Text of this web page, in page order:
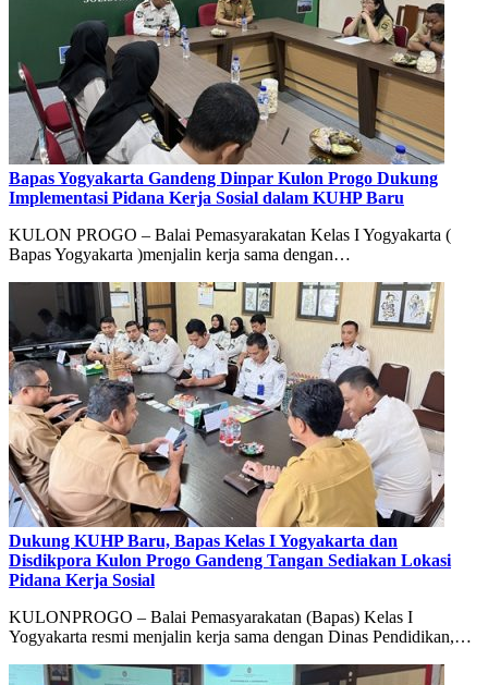
Bapas Yogyakarta Gandeng Dinpar Kulon Progo Dukung
Implementasi Pidana Kerja Sosial dalam KUHP Baru
KULON PROGO – Balai Pemasyarakatan Kelas I Yogyakarta (
Bapas Yogyakarta )menjalin kerja sama dengan…
Dukung KUHP Baru, Bapas Kelas I Yogyakarta dan
Disdikpora Kulon Progo Gandeng Tangan Sediakan Lokasi
Pidana Kerja Sosial
KULONPROGO – Balai Pemasyarakatan (Bapas) Kelas I
Yogyakarta resmi menjalin kerja sama dengan Dinas Pendidikan,…